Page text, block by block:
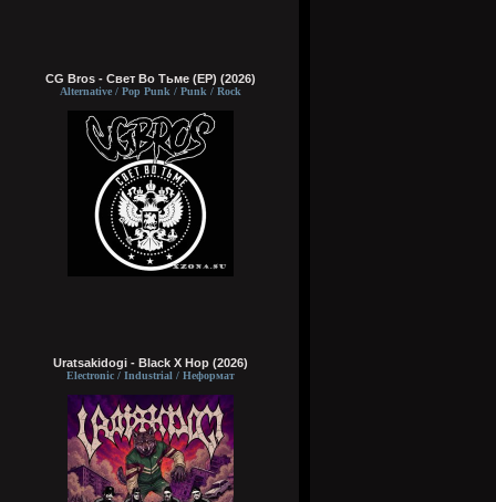
CG Bros - Свет Во Тьме (EP) (2026)
Alternative / Pop Punk / Punk / Rock
Uratsakidogi - Black X Hop (2026)
Electronic / Industrial / Неформат